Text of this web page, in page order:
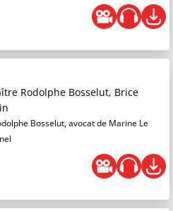
Rodolphe Bosselut, Brice
Bosselut, avocat de Marine Le